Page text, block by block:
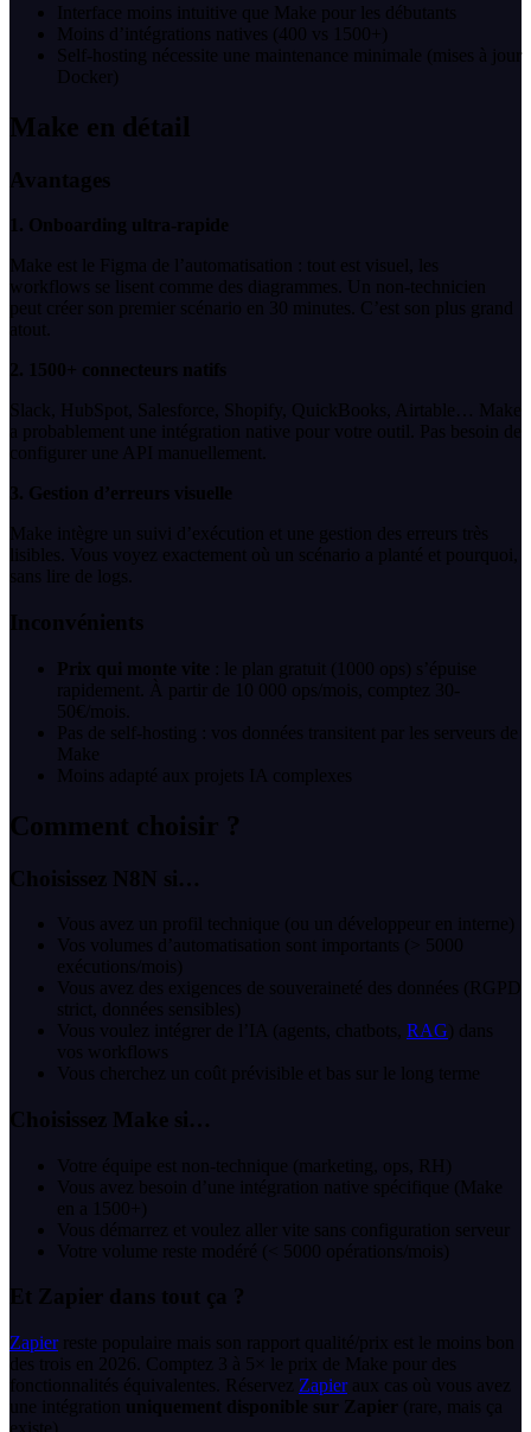
Interface moins intuitive que Make pour les débutants
Moins d’intégrations natives (400 vs 1500+)
Self-hosting nécessite une maintenance minimale (mises à jour
Docker)
Make en détail
Avantages
1. Onboarding ultra-rapide
Make est le Figma de l’automatisation : tout est visuel, les
workflows se lisent comme des diagrammes. Un non-technicien
peut créer son premier scénario en 30 minutes. C’est son plus grand
atout.
2. 1500+ connecteurs natifs
Slack, HubSpot, Salesforce, Shopify, QuickBooks, Airtable… Make
a probablement une intégration native pour votre outil. Pas besoin de
configurer une API manuellement.
3. Gestion d’erreurs visuelle
Make intègre un suivi d’exécution et une gestion des erreurs très
lisibles. Vous voyez exactement où un scénario a planté et pourquoi,
sans lire de logs.
Inconvénients
Prix qui monte vite : le plan gratuit (1000 ops) s’épuise
rapidement. À partir de 10 000 ops/mois, comptez 30-
50€/mois.
Pas de self-hosting : vos données transitent par les serveurs de
Make
Moins adapté aux projets IA complexes
Comment choisir ?
Choisissez N8N si…
Vous avez un profil technique (ou un développeur en interne)
Vos volumes d’automatisation sont importants (> 5000
exécutions/mois)
Vous avez des exigences de souveraineté des données (RGPD
strict, données sensibles)
Vous voulez intégrer de l’IA (agents, chatbots, RAG ) dans
vos workflows
Vous cherchez un coût prévisible et bas sur le long terme
Choisissez Make si…
Votre équipe est non-technique (marketing, ops, RH)
Vous avez besoin d’une intégration native spécifique (Make
en a 1500+)
Vous démarrez et voulez aller vite sans configuration serveur
Votre volume reste modéré (< 5000 opérations/mois)
Et Zapier dans tout ça ?
Zapierreste populaire mais son rapport qualité/prix est le moins bon
des trois en 2026. Comptez 3 à 5× le prix de Make pour des
fonctionnalités équivalentes. Réservez Zapieraux cas où vous avez
une intégration uniquement disponible sur Zapier (rare, mais ça